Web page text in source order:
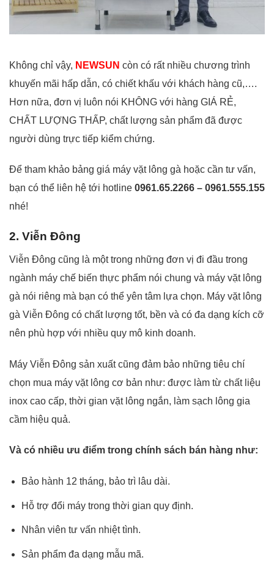
Không chỉ vậy, NEWSUN còn có rất nhiều chương trình
khuyến mãi hấp dẫn, có chiết khấu với khách hàng cũ,….
Hơn nữa, đơn vị luôn nói KHÔNG với hàng GIÁ RẺ,
CHẤT LƯỢNG THẤP, chất lượng sản phẩm đã được
người dùng trực tiếp kiểm chứng.
Để tham khảo bảng giá máy vặt lông gà hoặc cần tư vấn,
bạn có thể liên hệ tới hotline 0961.65.2266 – 0961.555.155
nhé!
2. Viễn Đông
Viễn Đông cũng là một trong những đơn vị đi đầu trong
ngành máy chế biến thực phẩm nói chung và máy vặt lông
gà nói riêng mà bạn có thể yên tâm lựa chọn. Máy vặt lông
gà Viễn Đông có chất lượng tốt, bền và có đa dạng kích cỡ
nên phù hợp với nhiều quy mô kinh doanh.
Máy Viễn Đông sản xuất cũng đảm bảo những tiêu chí
chọn mua máy vặt lông cơ bản như: được làm từ chất liệu
inox cao cấp, thời gian vặt lông ngắn, làm sạch lông gia
cầm hiệu quả.
Và có nhiều ưu điểm trong chính sách bán hàng như:
Bảo hành 12 tháng, bảo trì lâu dài.
Hỗ trợ đổi máy trong thời gian quy định.
Nhân viên tư vấn nhiệt tình.
Sản phẩm đa dạng mẫu mã.